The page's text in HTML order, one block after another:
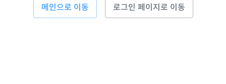
메인으로 이동 로그인 페이지로 이동